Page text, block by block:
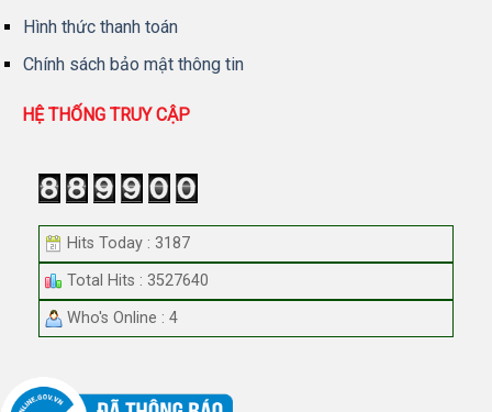
Hình thức thanh toán
Chính sách bảo mật thông tin
HỆ THỐNG TRUY CẬP
Hits Today : 3187
Total Hits : 3527640
Who's Online : 4